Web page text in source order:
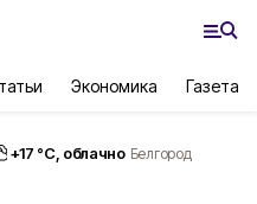
Экономика Газета
+17 °С, облачно Белгород